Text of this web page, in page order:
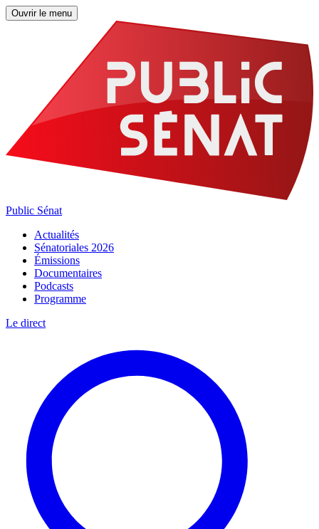
Ouvrir le menu
Public Sénat
Actualités
Sénatoriales 2026
Émissions
Documentaires
Podcasts
Programme
Le direct